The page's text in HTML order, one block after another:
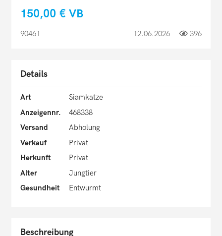
150,00 € VB
90461 12.06.2026 396
Details
Art
Siamkatze
Anzeigennr.
468338
Versand
Abholung
Verkauf
Privat
Herkunft
Privat
Alter
Jungtier
Gesundheit
Entwurmt
Beschreibung